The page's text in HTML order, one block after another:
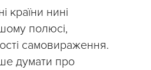
країни нині
полюсі,
самовираження.
думати про